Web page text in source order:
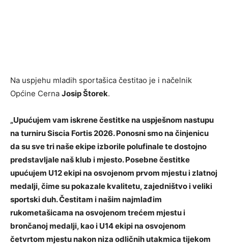
Na uspjehu mladih sportašica čestitao je i načelnik
Općine Cerna Josip Štorek.
„Upućujem vam iskrene čestitke na uspješnom nastupu
na turniru Siscia Fortis 2026. Ponosni smo na činjenicu
da su sve tri naše ekipe izborile polufinale te dostojno
predstavljale naš klub i mjesto. Posebne čestitke
upućujem U12 ekipi na osvojenom prvom mjestu i zlatnoj
medalji, čime su pokazale kvalitetu, zajedništvo i veliki
sportski duh. Čestitam i našim najmlađim
rukometašicama na osvojenom trećem mjestu i
brončanoj medalji, kao i U14 ekipi na osvojenom
četvrtom mjestu nakon niza odličnih utakmica tijekom